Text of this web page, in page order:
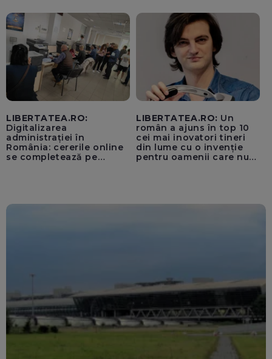
pentru instaurarea
„cenzurii” pe platforma X
LIBERTATEA.RO:
Digitalizarea
administrației în
România: cererile online
se completează pe
LIBERTATEA.RO: Un
român a ajuns în top 10
cei mai inovatori tineri
din lume cu o invenție
pentru oamenii care nu